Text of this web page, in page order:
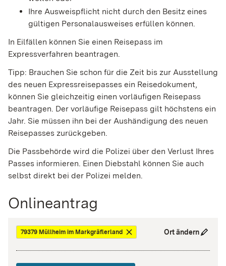
Ihre Ausweispflicht nicht durch den Besitz eines
gültigen Personalausweises erfüllen können.
In Eilfällen können Sie einen Reisepass im
Expressverfahren beantragen.
Tipp: Brauchen Sie schon für die Zeit bis zur Ausstellung
des neuen Expressreisepasses ein Reisedokument,
können Sie gleichzeitig einen vorläufigen Reisepass
beantragen. Der vorläufige Reisepass gilt höchstens ein
Jahr. Sie müssen ihn bei der Aushändigung des neuen
Reisepasses zurückgeben.
Die Passbehörde wird die Polizei über den Verlust Ihres
Passes informieren. Einen Diebstahl können Sie auch
selbst direkt bei der Polizei melden.
Onlineantrag
79379 Müllheim im Markgräflerland Ort ändern